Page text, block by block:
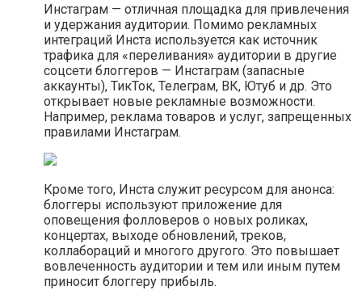
Инстаграм — отличная площадка для привлечения
и удержания аудитории. Помимо рекламных
интеграций Инста используется как источник
трафика для «‎‎переливания‎»‎ аудитории в другие
соцсети блоггеров — Инстаграм (запасные
аккаунты), ТикТок, Телеграм, ВК, Ютуб и др. Это
открывает новые рекламные возможности.
Например, реклама товаров и услуг, запрещенных
правилами Инстаграм.
Кроме того, Инста служит ресурсом для анонса:
блоггеры используют приложение для
оповещения фолловеров о новых роликах,
концертах, выходе обновлений, треков,
коллабораций и многого другого. Это повышает
вовлеченность аудитории и тем или иным путем
приносит блоггеру прибыль.